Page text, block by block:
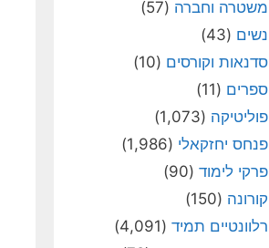
משטרה וחברה (57)
נשים (43)
סדנאות וקורסים (10)
ספרים (11)
פוליטיקה (1,073)
פנחס יחזקאלי (1,986)
פרקי לימוד (90)
קורונה (150)
רלוונטיים תמיד (4,091)